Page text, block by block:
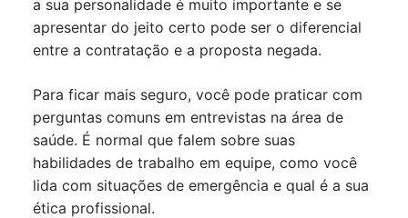
a sua personalidade é muito importante e se
apresentar do jeito certo pode ser o diferencial
entre a contratação e a proposta negada.
Para ficar mais seguro, você pode praticar com
perguntas comuns em entrevistas na área de
saúde. É normal que falem sobre suas
habilidades de trabalho em equipe, como você
lida com situações de emergência e qual é a sua
ética profissional.